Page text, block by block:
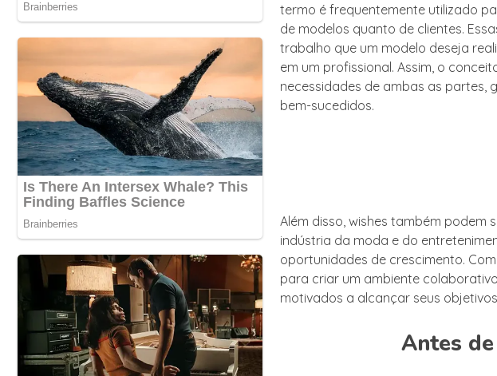
termo é frequentemente utilizado
de modelos quanto de clientes.
trabalho que um modelo deseja
em um profissional. Assim, o
necessidades de ambas as
bem-sucedidos.
Além disso, wishes também podem
indústria da moda e do
oportunidades de crescimento.
para criar um ambiente
motivados a alcançar seus
Antes